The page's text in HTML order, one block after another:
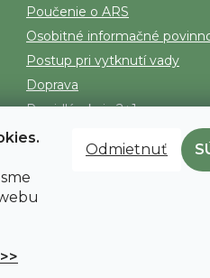
Odmietnuť
Poučenie o ARS
Osobitné informačné
Postup pri vytknutí vady
Doprava
Pravidlá: akcia 2+1
Kontakt